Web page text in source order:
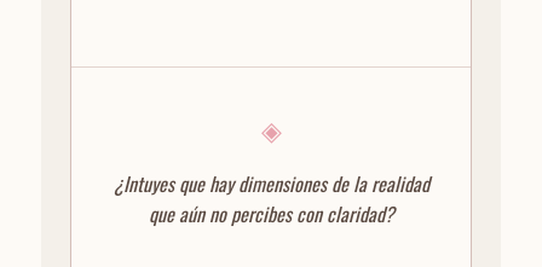
◈
¿Intuyes que hay dimensiones de la realidad
que aún no percibes con claridad?